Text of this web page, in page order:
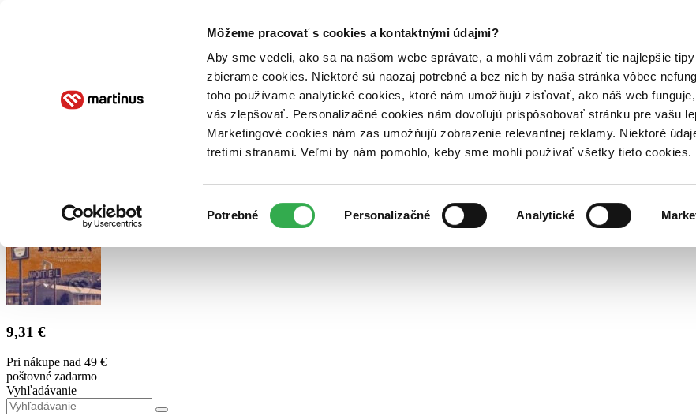
Môžeme pracovať s cookies a kontaktnými údajmi?
Aby sme vedeli, ako sa na našom webe správate, a mohli vám zobraziť tie najlepšie
zbierame cookies. Niektoré sú naozaj potrebné a bez nich by naša stránka vôbec
toho používame analytické cookies, ktoré nám umožňujú zisťovať, ako náš web
vás zlepšovať. Personalizačné cookies nám dovoľujú prispôsobovať stránku pre vašu
Marketingové cookies nám zas umožňujú zobrazenie relevantnej reklamy. Niektoré
tretími stranami. Veľmi by nám pomohlo, keby sme mohli používať všetky tieto cookies.
súhlasu
Potrebné Personalizačné Analytické
Poukážky Kontakt
9,31 €
Pri nákupe nad 49 €
poštovné zadarmo
Vyhľadávanie